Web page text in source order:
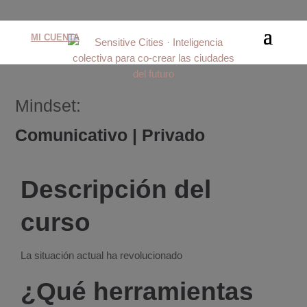
MI CUENTA
Mindset:
Comunicativo | Privado
Descripción del
curso
La situación actual ha revolucionado
¿Qué herramientas